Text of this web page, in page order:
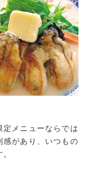
メニューならでは
感があり、いつもの